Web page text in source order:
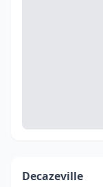
Decazeville